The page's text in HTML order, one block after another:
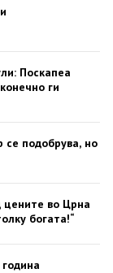
Поскапеа
ги
се подобрува, но
цените во Црна
богата!“